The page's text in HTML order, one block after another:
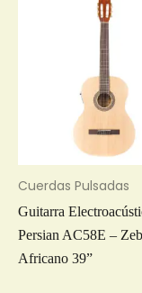
Cuerdas Pulsadas
Guitarra
Persian AC58E –
Africano 39”